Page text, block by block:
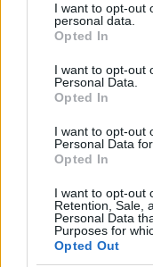
not limited to your
grant or deny
use your data for
consent section.
I want to opt-out
personal data.
Opted In
I want to opt-out
Personal Data.
Opted In
I want to opt-out
Personal Data
Opted In
I want to opt-out
Retention, Sale,
Personal Data
Purposes for
Opted Out
Star Trek:
mirror
Menyhárt Attila• 2018.
Amikor Jonathan
lesz tükör-
rajongók
Tulajdonképpen
Terrán Birodalmat
sötét tükörképe.